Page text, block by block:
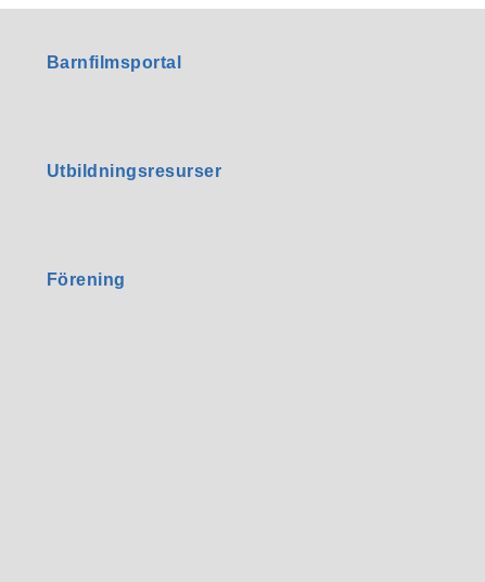
Barnfilmsportal
Utbildningsresurser
Förening